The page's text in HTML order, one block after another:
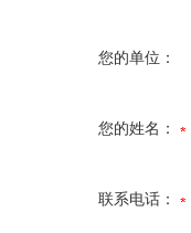
您的单位：
您的姓名：
联系电话：